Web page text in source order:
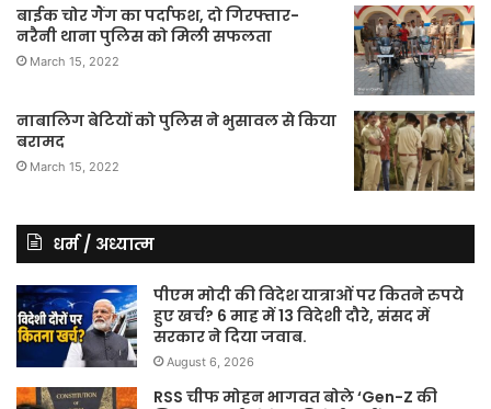
बाईक चोर गैंग का पर्दाफश, दो गिरफ्तार-
नरैनी थाना पुलिस को मिली सफलता
March 15, 2022
नाबालिग बेटियों को पुलिस ने भुसावल से किया
बरामद
March 15, 2022
धर्म / अध्यात्म
पीएम मोदी की विदेश यात्राओं पर कितने रुपये
हुए खर्च? 6 माह में 13 विदेशी दौरे, संसद में
सरकार ने दिया जवाब.
August 6, 2026
RSS चीफ मोहन भागवत बोले ‘Gen-Z की